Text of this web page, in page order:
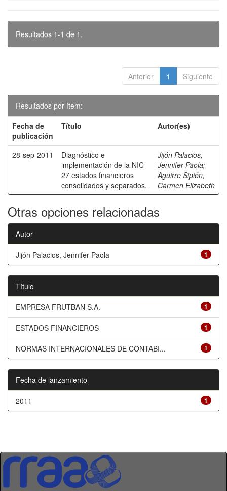
Resultados 1-1 de 1.
Anterior 1 Siguiente
Resultados por ítem:
Fecha de
publicación
Título Autor(es)
28-sep-2011
Diagnóstico e
implementación de la NIC
27 estados financieros
consolidados y separados.
Jijón Palacios,
Jennifer Paola;
Aguirre Sipión,
Carmen Elizabeth
Otras opciones relacionadas
Autor
1
Jijón Palacios, Jennifer Paola
Título
1
EMPRESA FRUTBAN S.A.
1
ESTADOS FINANCIEROS
1
NORMAS INTERNACIONALES DE CONTABI...
Fecha de lanzamiento
1
2011